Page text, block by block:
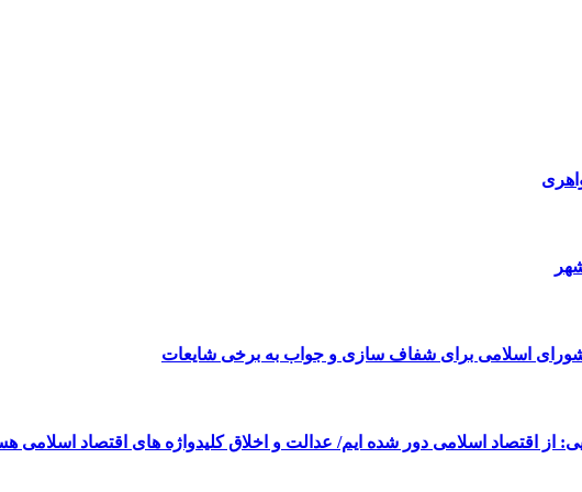
اسلامی برای شفاف سازی و جواب به برخی شایعات
از اقتصاد اسلامی دور شده ایم/ عدالت و اخلاق کلیدواژه های اقتصاد اسلامی